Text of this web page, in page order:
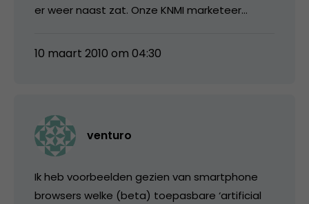
er weer naast zat. Onze KNMI marketeer…
10 maart 2010 om 04:30
venturo
Ik heb voorbeelden gezien van smartphone
browsers welke (beta) toepasbare ‘artificial